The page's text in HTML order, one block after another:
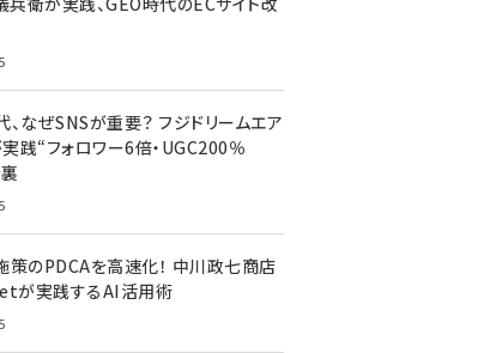
なぜSNSが重要？ フジドリームエア
践“フォロワー6倍・UGC200％
策のPDCAを高速化！ 中川政七商店
が実践するAI活用術